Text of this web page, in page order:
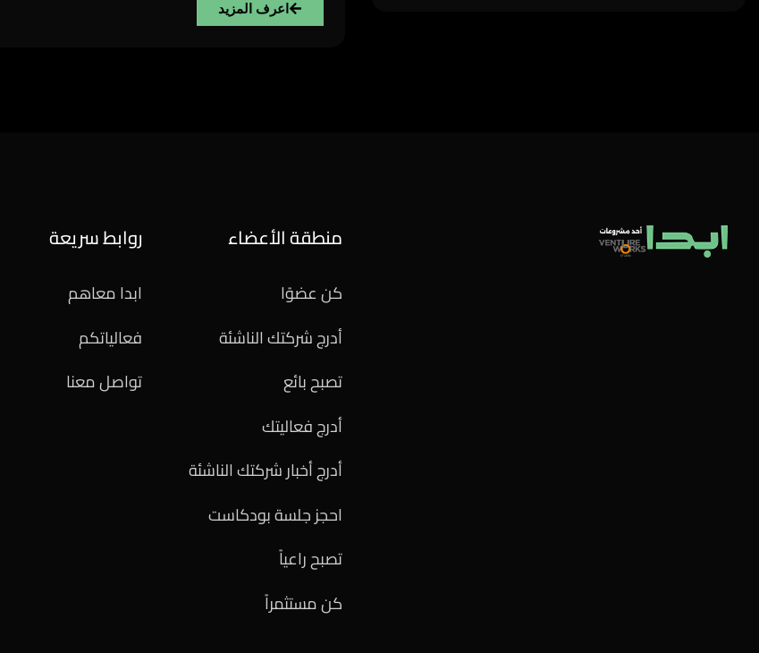
اعرف المزيد
منطقة الأعضاء
كن عضوًا
أدرج شركتك الناشئة
تصبح بائع
أدرج فعاليتك
أدرج أخبار شركتك الناشئة
احجز جلسة بودكاست
تصبح راعياً
كن مستثمراً
روابط سريعة
ابدا معاهم
فعالياتكم
تواصل معنا